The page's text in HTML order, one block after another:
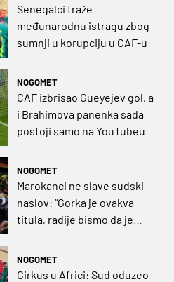
Senegalci traže
međunarodnu istragu zbog
sumnji u korupciju u CAF-u
NOGOMET
CAF izbrisao Gueyejev gol, a
i Brahimova panenka sada
postoji samo na YouTubeu
NOGOMET
Marokanci ne slave sudski
naslov: “Gorka je ovakva
titula, radije bismo da je
NOGOMET
Cirkus u Africi: Sud oduzeo